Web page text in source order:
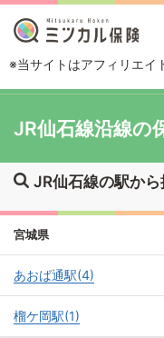
※当サイトはアフィリエイ
JR仙石線沿線の
JR仙石線の駅から
宮城県
あおば通駅(4)
榴ケ岡駅(1)